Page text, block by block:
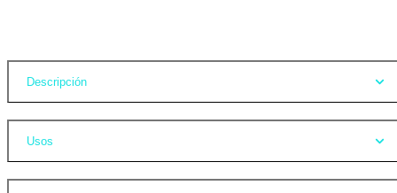
Descripción
Usos